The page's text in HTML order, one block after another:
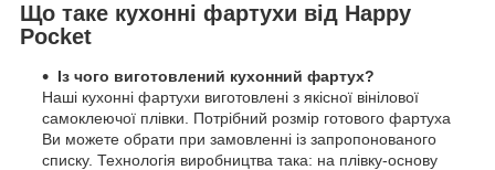
Що таке кухонні фартухи від Happy
Pocket
Із чого виготовлений кухонний фартух?
Наші кухонні фартухи виготовлені з якісної вінілової
самоклеючої плівки. Потрібний розмір готового фартуха
Ви можете обрати при замовленні із запропонованого
списку. Технологія виробництва така: на плівку-основу